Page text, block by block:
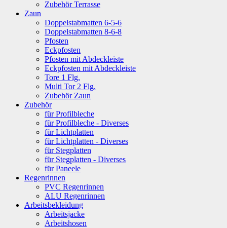
Zubehör Terrasse
Zaun
Doppelstabmatten 6-5-6
Doppelstabmatten 8-6-8
Pfosten
Eckpfosten
Pfosten mit Abdeckleiste
Eckpfosten mit Abdeckleiste
Tore 1 Flg.
Multi Tor 2 Flg.
Zubehör Zaun
Zubehör
für Profilbleche
für Profilbleche - Diverses
für Lichtplatten
für Lichtplatten - Diverses
für Stegplatten
für Stegplatten - Diverses
für Paneele
Regenrinnen
PVC Regenrinnen
ALU Regenrinnen
Arbeitsbekleidung
Arbeitsjacke
Arbeitshosen